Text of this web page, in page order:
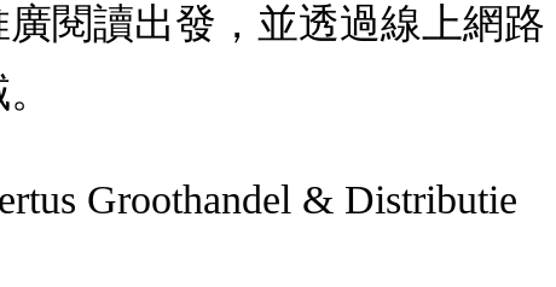
廣閱讀出發，並透過線上網
Groothandel & Distributie